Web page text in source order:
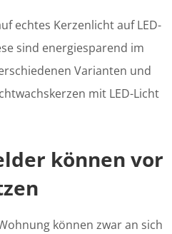
echtes Kerzenlicht auf LED-
sind energiesparend im
Varianten und
mit LED-Licht
können vor
können zwar an sich